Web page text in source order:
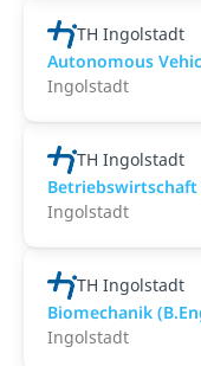
TH Ingolstadt
Autonomous
Ingolstadt
TH Ingolstadt
Betriebswirtschaft
Ingolstadt
TH Ingolstadt
Biomechanik
Ingolstadt